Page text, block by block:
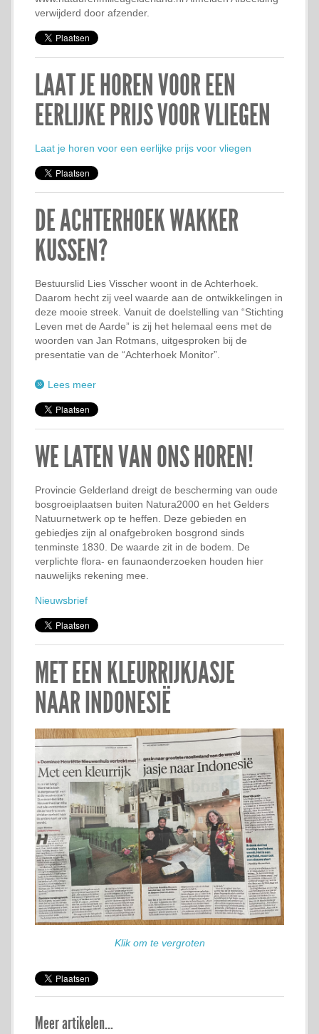
verwijderd door afzender.
LAAT JE HOREN VOOR EEN
EERLIJKE PRIJS VOOR VLIEGEN
Laat je horen voor een eerlijke prijs voor vliegen
DE ACHTERHOEK WAKKER
KUSSEN?
Bestuurslid Lies Visscher woont in de Achterhoek.
Daarom hecht zij veel waarde aan de ontwikkelingen in
deze mooie streek. Vanuit de doelstelling van “Stichting
Leven met de Aarde” is zij het helemaal eens met de
woorden van Jan Rotmans, uitgesproken bij de
presentatie van de “Achterhoek Monitor”.
Lees meer
WE LATEN VAN ONS HOREN!
Provincie Gelderland dreigt de bescherming van oude
bosgroeiplaatsen buiten Natura2000 en het Gelders
Natuurnetwerk op te heffen. Deze gebieden en
gebiedjes zijn al onafgebroken bosgrond sinds
tenminste 1830. De waarde zit in de bodem. De
verplichte flora- en faunaonderzoeken houden hier
nauwelijks rekening mee.
Nieuwsbrief
MET EEN KLEURRIJKJASJE
NAAR INDONESIË
Klik om te vergroten
Meer artikelen...